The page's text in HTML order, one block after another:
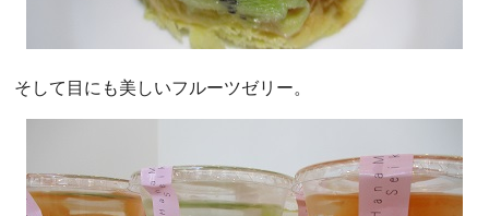
そして目にも美しいフルーツゼリー。